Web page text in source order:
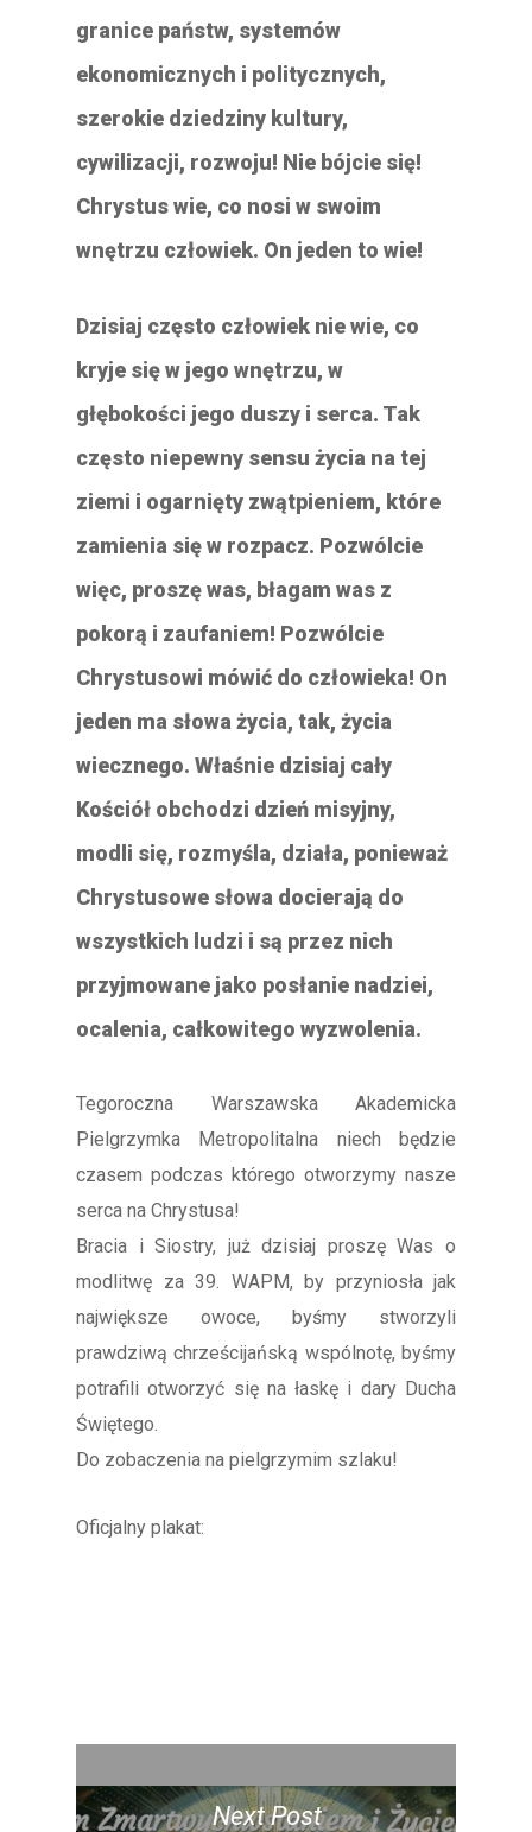
granice państw, systemów
ekonomicznych i politycznych,
szerokie dziedziny kultury,
cywilizacji, rozwoju! Nie bójcie się!
Chrystus wie, co nosi w swoim
wnętrzu człowiek. On jeden to wie!
Dzisiaj często człowiek nie wie, co
kryje się w jego wnętrzu, w
głębokości jego duszy i serca. Tak
często niepewny sensu życia na tej
ziemi i ogarnięty zwątpieniem, które
zamienia się w rozpacz. Pozwólcie
więc, proszę was, błagam was z
pokorą i zaufaniem! Pozwólcie
Chrystusowi mówić do człowieka! On
jeden ma słowa życia, tak, życia
wiecznego. Właśnie dzisiaj cały
Kościół obchodzi dzień misyjny,
modli się, rozmyśla, działa, ponieważ
Chrystusowe słowa docierają do
wszystkich ludzi i są przez nich
przyjmowane jako posłanie nadziei,
ocalenia, całkowitego wyzwolenia.
Tegoroczna Warszawska Akademicka
Pielgrzymka Metropolitalna niech będzie
czasem podczas którego otworzymy nasze
serca na Chrystusa!
Bracia i Siostry, już dzisiaj proszę Was o
modlitwę za 39. WAPM, by przyniosła jak
największe owoce, byśmy stworzyli
prawdziwą chrześcijańską wspólnotę, byśmy
potrafili otworzyć się na łaskę i dary Ducha
Świętego.
Do zobaczenia na pielgrzymim szlaku!
Oficjalny plakat:
Next Post